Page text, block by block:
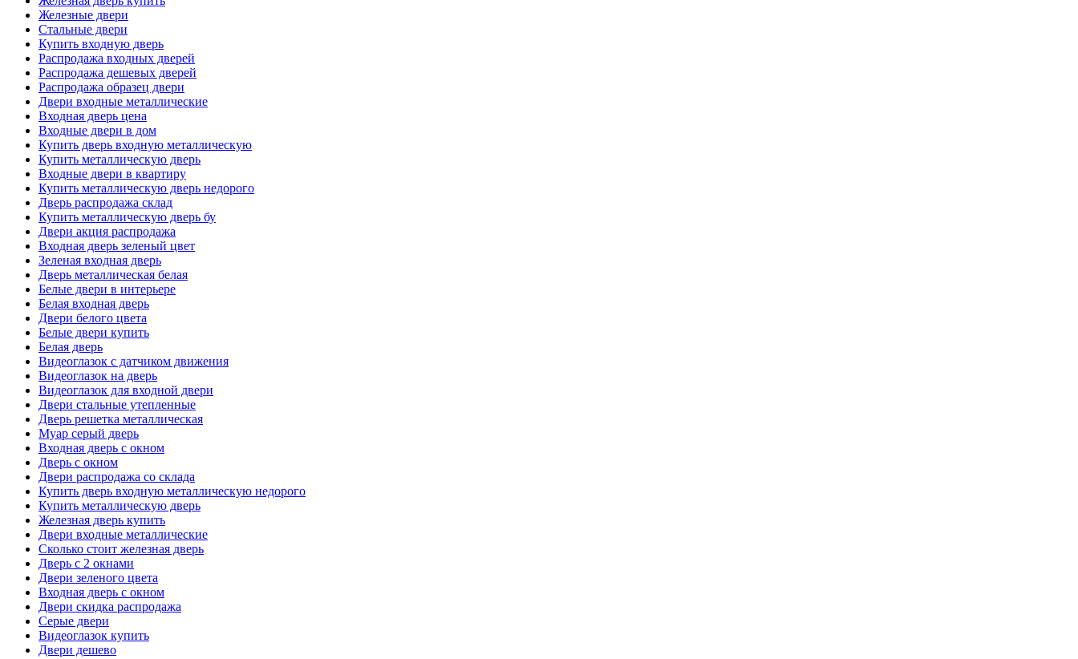
Железные двери
Стальные двери
Купить входную дверь
Распродажа входных дверей
Распродажа дешевых дверей
Распродажа образец двери
Двери входные металлические
Входная дверь цена
Входные двери в дом
Купить дверь входную металлическую
Купить металлическую дверь
Входные двери в квартиру
Купить металлическую дверь недорого
Дверь распродажа склад
Купить металлическую дверь бу
Двери акция распродажа
Входная дверь зеленый цвет
Зеленая входная дверь
Дверь металлическая белая
Белые двери в интерьере
Белая входная дверь
Двери белого цвета
Белые двери купить
Белая дверь
Видеоглазок с датчиком движения
Видеоглазок на дверь
Видеоглазок для входной двери
Двери стальные утепленные
Дверь решетка металлическая
Муар серый дверь
Входная дверь с окном
Дверь с окном
Двери распродажа со склада
Купить дверь входную металлическую недорого
Купить металлическую дверь
Железная дверь купить
Двери входные металлические
Сколько стоит железная дверь
Дверь с 2 окнами
Двери зеленого цвета
Входная дверь с окном
Двери скидка распродажа
Серые двери
Видеоглазок купить
Двери дешево